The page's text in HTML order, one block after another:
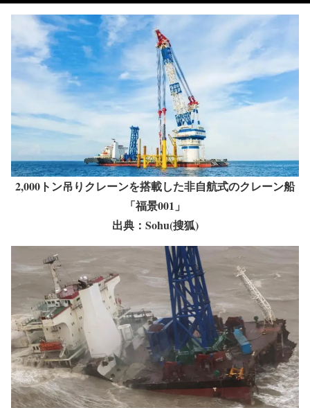
2,000トン吊りクレーンを搭載した非自航式のクレーン船
「福景001」
出典：Sohu(搜狐)